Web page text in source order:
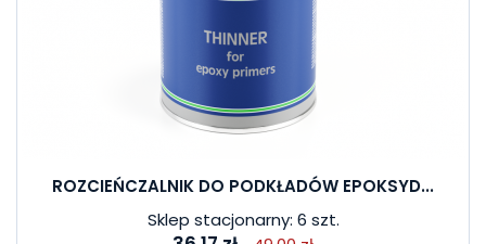
ROZCIEŃCZALNIK DO PODKŁADÓW EPOKSYD...
Sklep stacjonarny: 6 szt.